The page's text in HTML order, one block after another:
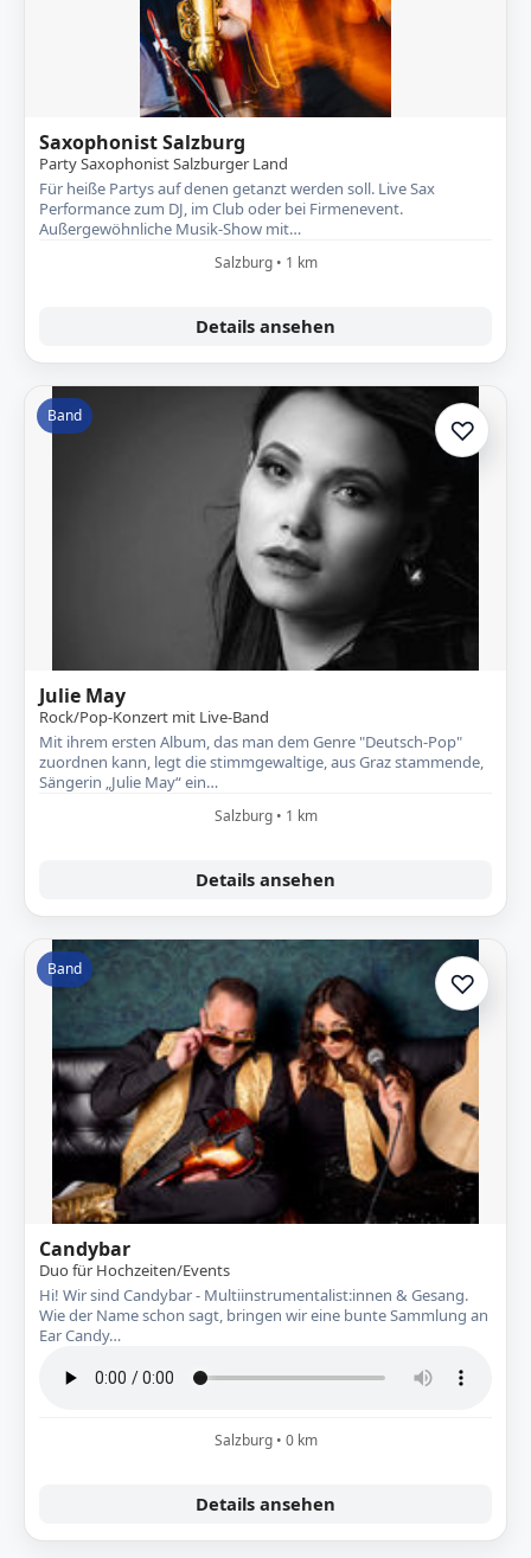
Saxophonist Salzburg
Party Saxophonist Salzburger Land
Für heiße Partys auf denen getanzt werden soll. Live Sax
Performance zum DJ, im Club oder bei Firmenevent.
Außergewöhnliche Musik-Show mit…
Salzburg • 1 km
Details ansehen
Band ♡Zur
Julie May
Rock/Pop-Konzert mit Live-Band
Mit ihrem ersten Album, das man dem Genre "Deutsch-Pop"
zuordnen kann, legt die stimmgewaltige, aus Graz stammende,
Sängerin „Julie May“ ein…
Salzburg • 1 km
Details ansehen
Band ♡Zur
Candybar
Duo für Hochzeiten/Events
Hi! Wir sind Candybar - Multiinstrumentalist:innen & Gesang.
Wie der Name schon sagt, bringen wir eine bunte Sammlung an
Ear Candy…
Salzburg • 0 km
Details ansehen